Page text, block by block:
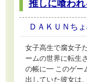
推しに喰われ
ＤＡＫＵＮち
女子高生で腐女子
ームの世界に転生
の帳に━ このゲー
出していた彼女は